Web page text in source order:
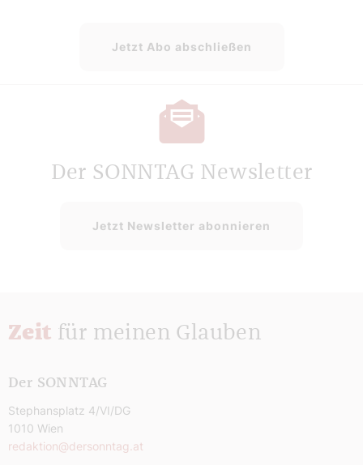
Jetzt Abo abschließen
Der SONNTAG Newsletter
Jetzt Newsletter abonnieren
Zeit für meinen Glauben
Der SONNTAG
Stephansplatz 4/VI/DG
1010 Wien
redaktion@dersonntag.at